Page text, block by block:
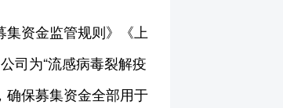
资金监管规则》《上
司为“流感病毒裂解疫
确保募集资金全部用于